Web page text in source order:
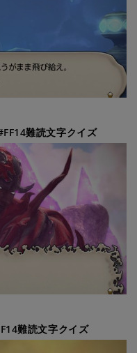
難読文字クイズ
難読文字クイズ